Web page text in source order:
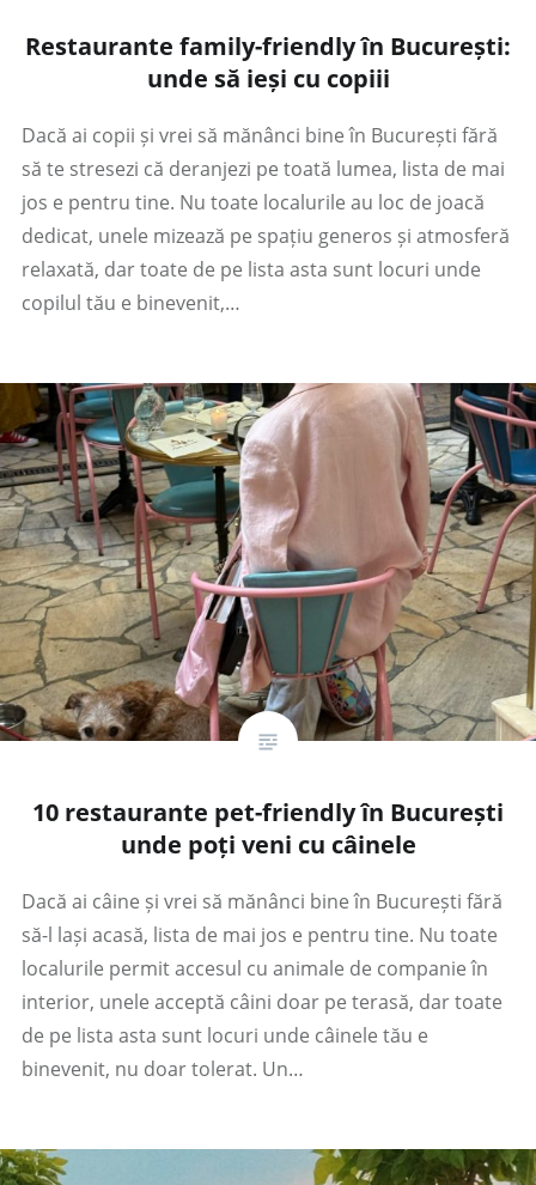
Restaurante family-friendly în București:
unde să ieși cu copiii
Dacă ai copii și vrei să mănânci bine în București fără
să te stresezi că deranjezi pe toată lumea, lista de mai
jos e pentru tine. Nu toate localurile au loc de joacă
dedicat, unele mizează pe spațiu generos și atmosferă
relaxată, dar toate de pe lista asta sunt locuri unde
copilul tău e binevenit,…
10 restaurante pet-friendly în București
unde poți veni cu câinele
Dacă ai câine și vrei să mănânci bine în București fără
să-l lași acasă, lista de mai jos e pentru tine. Nu toate
localurile permit accesul cu animale de companie în
interior, unele acceptă câini doar pe terasă, dar toate
de pe lista asta sunt locuri unde câinele tău e
binevenit, nu doar tolerat. Un…